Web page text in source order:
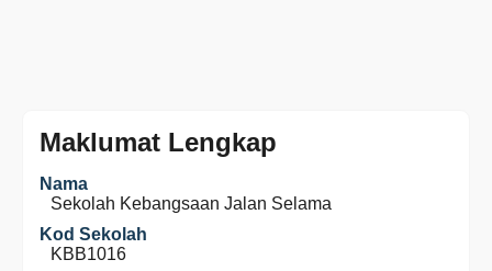
Maklumat Lengkap
Nama
Sekolah Kebangsaan Jalan Selama
Kod Sekolah
KBB1016